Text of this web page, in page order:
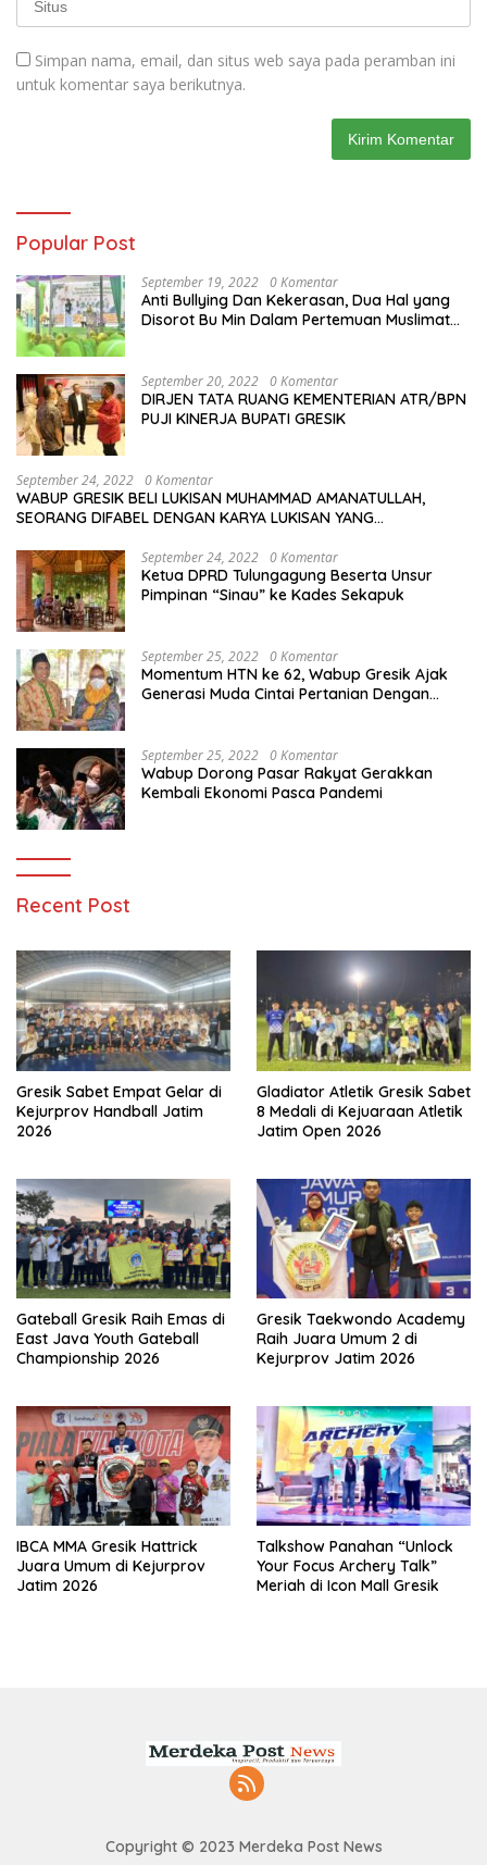
Simpan nama, email, dan situs web saya pada peramban ini
untuk komentar saya berikutnya.
Popular Post
September 19, 2022 0 Komentar
Anti Bullying Dan Kekerasan, Dua Hal yang
Disorot Bu Min Dalam Pertemuan Muslimat
September 20, 2022 0 Komentar
DIRJEN TATA RUANG KEMENTERIAN ATR/BPN
PUJI KINERJA BUPATI GRESIK
September 24, 2022 0 Komentar
WABUP GRESIK BELI LUKISAN MUHAMMAD AMANATULLAH,
SEORANG DIFABEL DENGAN KARYA LUKISAN YANG
September 24, 2022 0 Komentar
Ketua DPRD Tulungagung Beserta Unsur
Pimpinan “Sinau” ke Kades Sekapuk
September 25, 2022 0 Komentar
Momentum HTN ke 62, Wabup Gresik Ajak
Generasi Muda Cintai Pertanian Dengan
September 25, 2022 0 Komentar
Wabup Dorong Pasar Rakyat Gerakkan
Kembali Ekonomi Pasca Pandemi
Recent Post
Gresik Sabet Empat Gelar di
Kejurprov Handball Jatim
2026
Gladiator Atletik Gresik Sabet
8 Medali di Kejuaraan Atletik
Jatim Open 2026
Gateball Gresik Raih Emas di
East Java Youth Gateball
Championship 2026
Gresik Taekwondo Academy
Raih Juara Umum 2 di
Kejurprov Jatim 2026
IBCA MMA Gresik Hattrick
Juara Umum di Kejurprov
Jatim 2026
Talkshow Panahan “Unlock
Your Focus Archery Talk”
Meriah di Icon Mall Gresik
Copyright © 2023 Merdeka Post News